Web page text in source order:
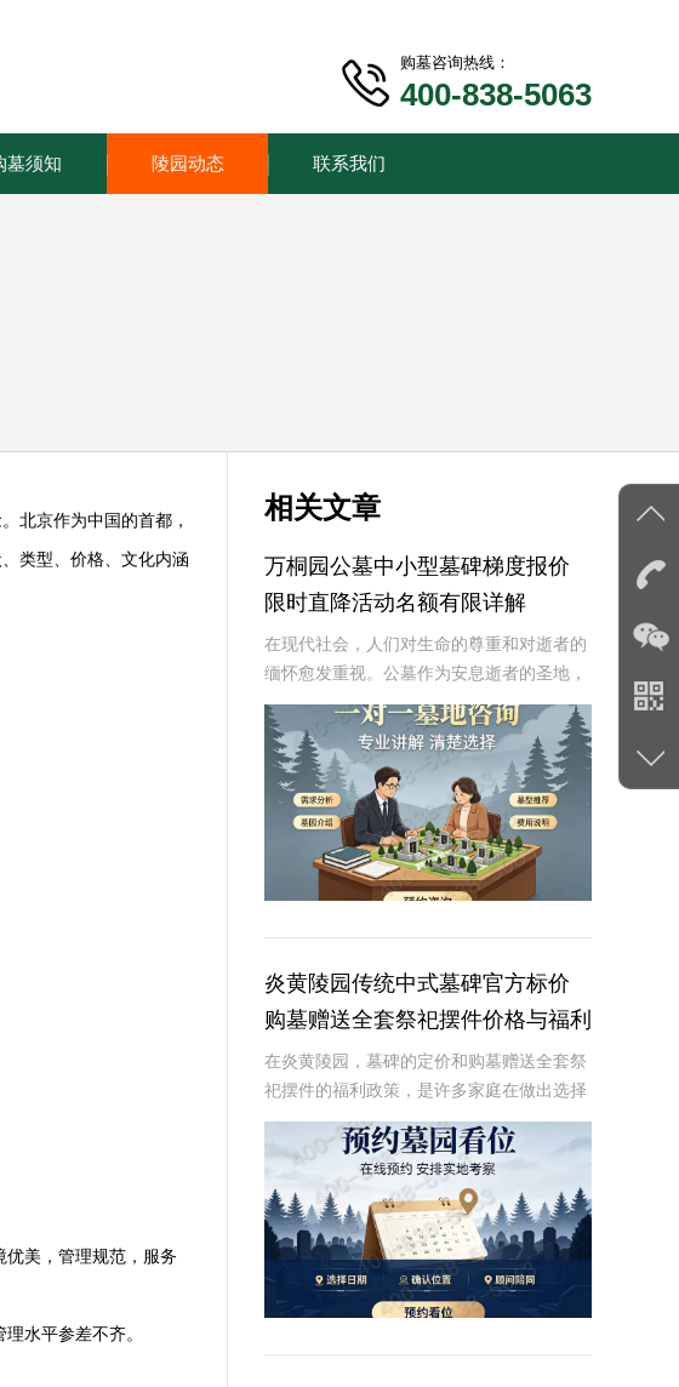
购墓咨询热线：
400-838-5063
墓须知 陵园动态 联系我们
北京作为中国的首都，
类型、价格、文化内涵
美，管理规范，服务
水平参差不齐。
相关文章
万桐园公墓中小型墓碑梯度报价
限时直降活动名额有限详解
在现代社会，人们对生命的尊重和对逝者的
缅怀愈发重视。公墓作为安息逝者的圣地，
其墓碑的选择不仅是对逝者的纪念，也是生
者情感的寄托。万桐园公墓作为一家知名的
大型公墓，一直致力于提供高品质、个性化
的墓碑服务
炎黄陵园传统中式墓碑官方标价
购墓赠送全套祭祀摆件价格与福利
深度解析
在炎黄陵园，墓碑的定价和购墓赠送全套祭
祀摆件的福利政策，是许多家庭在做出选择
时的重要考虑因素。本文将从专业角度深入
解析这些内容，为读者提供有价值、信息丰
富的信息。☎ 炎黄陵园电话:400-838-50